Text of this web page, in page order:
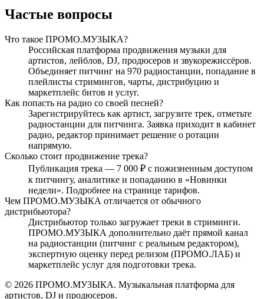
Частые вопросы
Что такое ПРОМО.МУЗЫКА?
Российская платформа продвижения музыки для
артистов, лейблов, DJ, продюсеров и звукорежиссёров.
Объединяет питчинг на 970 радиостанции, попадание в
плейлисты стримингов, чарты, дистрибуцию и
маркетплейс битов и услуг.
Как попасть на радио со своей песней?
Зарегистрируйтесь как артист, загрузите трек, отметьте
радиостанции для питчинга. Заявка приходит в кабинет
радио, редактор принимает решение о ротации
напрямую.
Сколько стоит продвижение трека?
Публикация трека — 7 000 ₽ с пожизненным доступом
к питчингу, аналитике и попаданию в «Новинки
недели». Подробнее на странице тарифов.
Чем ПРОМО.МУЗЫКА отличается от обычного
дистрибьютора?
Дистрибьютор только загружает треки в стриминги.
ПРОМО.МУЗЫКА дополнительно даёт прямой канал
на радиостанции (питчинг с реальным редактором),
экспертную оценку перед релизом (ПРОМО.ЛАБ) и
маркетплейс услуг для подготовки трека.
© 2026 ПРОМО.МУЗЫКА. Музыкальная платформа для
артистов, DJ и продюсеров.